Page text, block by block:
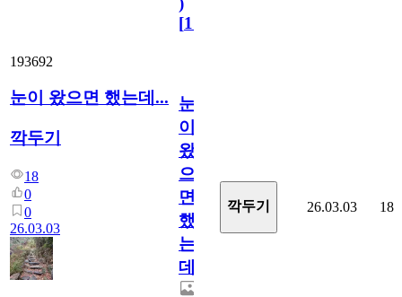
[110
193692
눈이 왔으면 했는데...
깍두기
18
0
0
26.03.03
눈
이
왔
으
면
했
는
데...
깍두기 26.03.03 18